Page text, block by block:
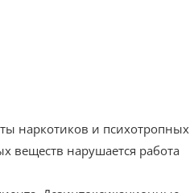
наркотиков и психотропных
веществ нарушается работа